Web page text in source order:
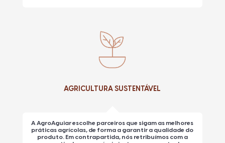
AGRICULTURA SUSTENTÁVEL
A AgroAguiar escolhe parceiros que sigam as melhores
práticas agrícolas, de forma a garantir a qualidade do
produto. Em contrapartida, nós retribuímos com a